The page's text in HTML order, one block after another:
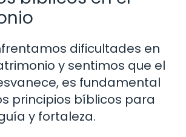
dificultades en
y sentimos que el
es fundamental
principios bíblicos para
y fortaleza.